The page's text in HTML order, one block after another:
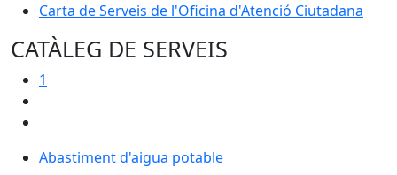
Carta de Serveis de l'Oficina d'Atenció Ciutadana
CATÀLEG DE SERVEIS
1
Abastiment d'aigua potable